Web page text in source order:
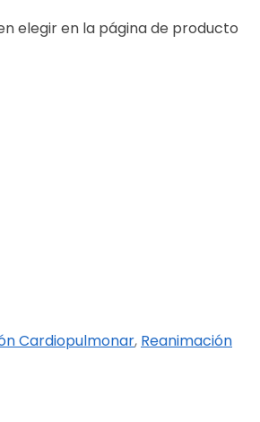
elegir en la página de producto
Cardiopulmonar, Reanimación